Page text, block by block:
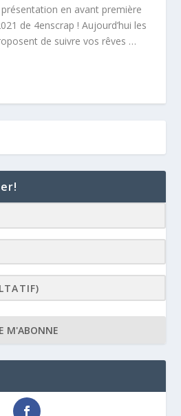
en avant première
de 4enscrap ! Aujourd’hui les
de suivre vos rêves …
M'ABONNE